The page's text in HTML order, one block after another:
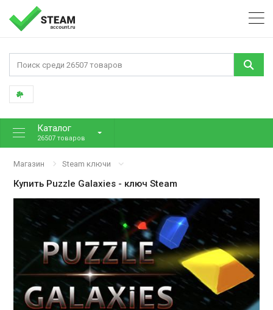
Каталог
26507 товаров
Магазин Steam ключи
Купить Puzzle Galaxies - ключ Steam